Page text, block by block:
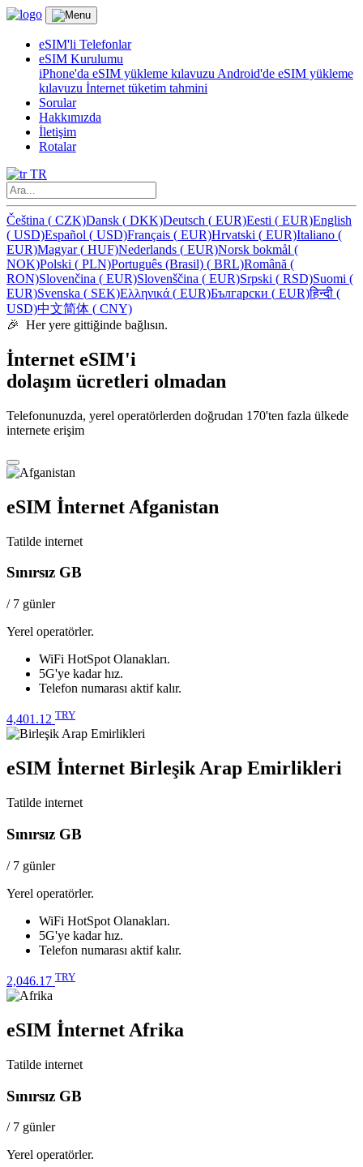
eSIM'li Telefonlar
eSIM Kurulumu
iPhone'da eSIM yükleme kılavuzu Android'de eSIM yükleme
kılavuzu İnternet tüketim tahmini
Sorular
Hakkımızda
İletişim
Rotalar
TR
Čeština ( CZK)Dansk ( DKK)Deutsch ( EUR)Eesti ( EUR)English
( USD)Español ( USD)Français ( EUR)Hrvatski ( EUR)Italiano (
EUR)Magyar( HUF)Nederlands ( EUR)Norsk bokmål (
NOK)Polski ( PLN)Português (Brasil) ( BRL)Română (
RON)Slovenčina ( EUR)Slovenščina ( EUR)Srpski ( RSD)Suomi (
EUR)Svenska ( SEK)Ελληνικά ( EUR)Български ( EUR)हिन्दी (
USD)中文简体 ( CNY)
🎉 Her yere gittiğinde bağlısın.
İnternet eSIM'i
dolaşım ücretleri olmadan
Telefonunuzda, yerel operatörlerden doğrudan 170'ten fazla ülkede
internete erişim
eSIM İnternet Afganistan
Tatilde internet
Sınırsız GB
/ 7 günler
Yerel operatörler.
WiFi HotSpot Olanakları.
5G'ye kadar hız.
Telefon numarası aktif kalır.
4,401.12 TRY
eSIM İnternet Birleşik Arap Emirlikleri
Tatilde internet
Sınırsız GB
/ 7 günler
Yerel operatörler.
WiFi HotSpot Olanakları.
5G'ye kadar hız.
Telefon numarası aktif kalır.
2,046.17 TRY
eSIM İnternet Afrika
Tatilde internet
Sınırsız GB
/ 7 günler
Yerel operatörler.